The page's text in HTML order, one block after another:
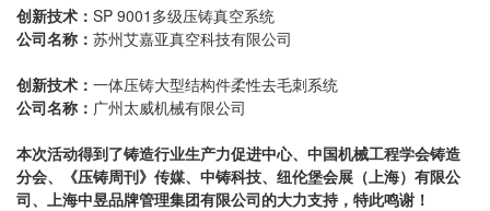
创新技术： SP 9001多级压铸真空系统
公司名称： 苏州艾嘉亚真空科技有限公司
创新技术： 一体压铸大型结构件柔性去毛刺系统
公司名称： 广州太威机械有限公司
本次活动得到了铸造行业生产力促进中心、中国机械工程学会铸造
分会、《压铸周刊》传媒、中铸科技、纽伦堡会展（上海）有限公
司、上海中昱品牌管理集团有限公司的大力支持，特此鸣谢！